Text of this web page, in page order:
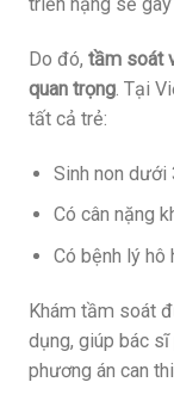
Do đó, tầm soát
quan trọng . Tại
tất cả trẻ:
Sinh non dưới
Có cân nặng
Có bệnh lý hô
Khám tầm soát
dụng, giúp bác
phương án can